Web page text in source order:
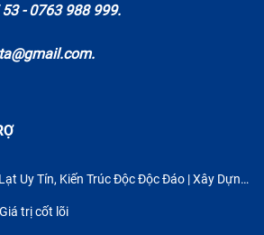
- 0763 988 999.
- Xây Nhà Trọn Gói Đà Lạt Uy Tín, Kiến Trúc Độc Độc Đáo | Xây Dựng WINTA
trị cốt lõi